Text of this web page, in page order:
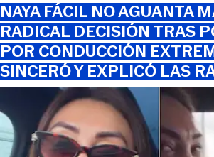
NAYA FÁCIL NO AGUANTA
RADICAL DECISIÓN TRAS
POR CONDUCCIÓN
SINCERÓ Y EXPLICÓ LAS